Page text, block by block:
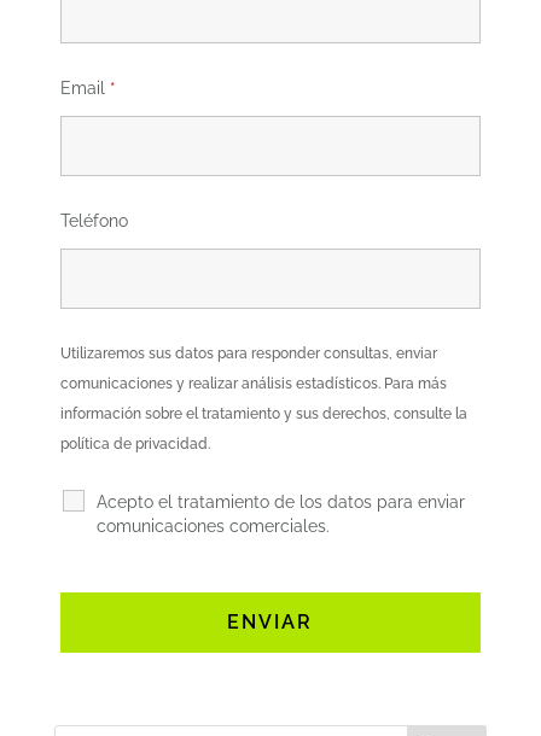
Email *
Teléfono
Utilizaremos sus datos para responder consultas, enviar
comunicaciones y realizar análisis estadísticos. Para más
información sobre el tratamiento y sus derechos, consulte la
política de privacidad.
Acepto el tratamiento de los datos para enviar
comunicaciones comerciales.